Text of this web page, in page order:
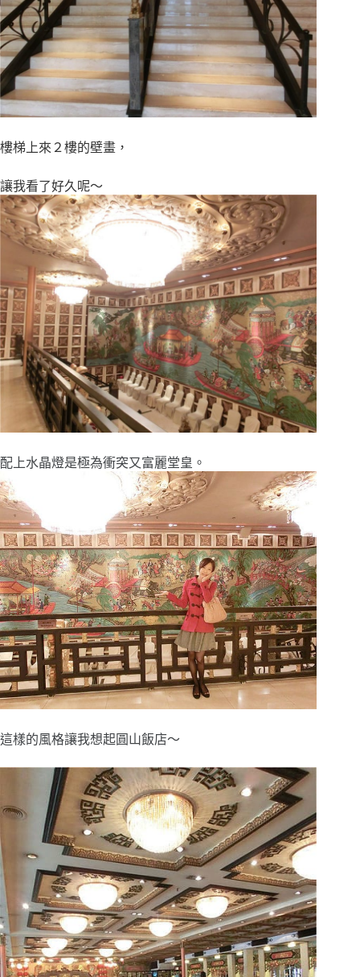
樓梯上來２樓的壁畫，
讓我看了好久呢～
配上水晶燈是極為衝突又富麗堂皇。
這樣的風格讓我想起圓山飯店～